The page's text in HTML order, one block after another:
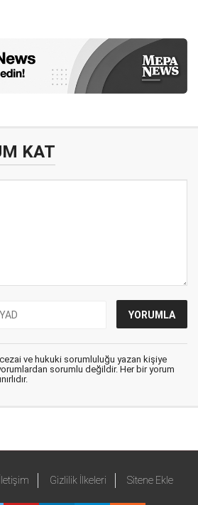
KAT
cezai ve hukuki sorumluluğu yazan kişiye
sorumlu değildir. Her bir yorum
İletişim Gizlilik İlkeleri Sitene Ekle